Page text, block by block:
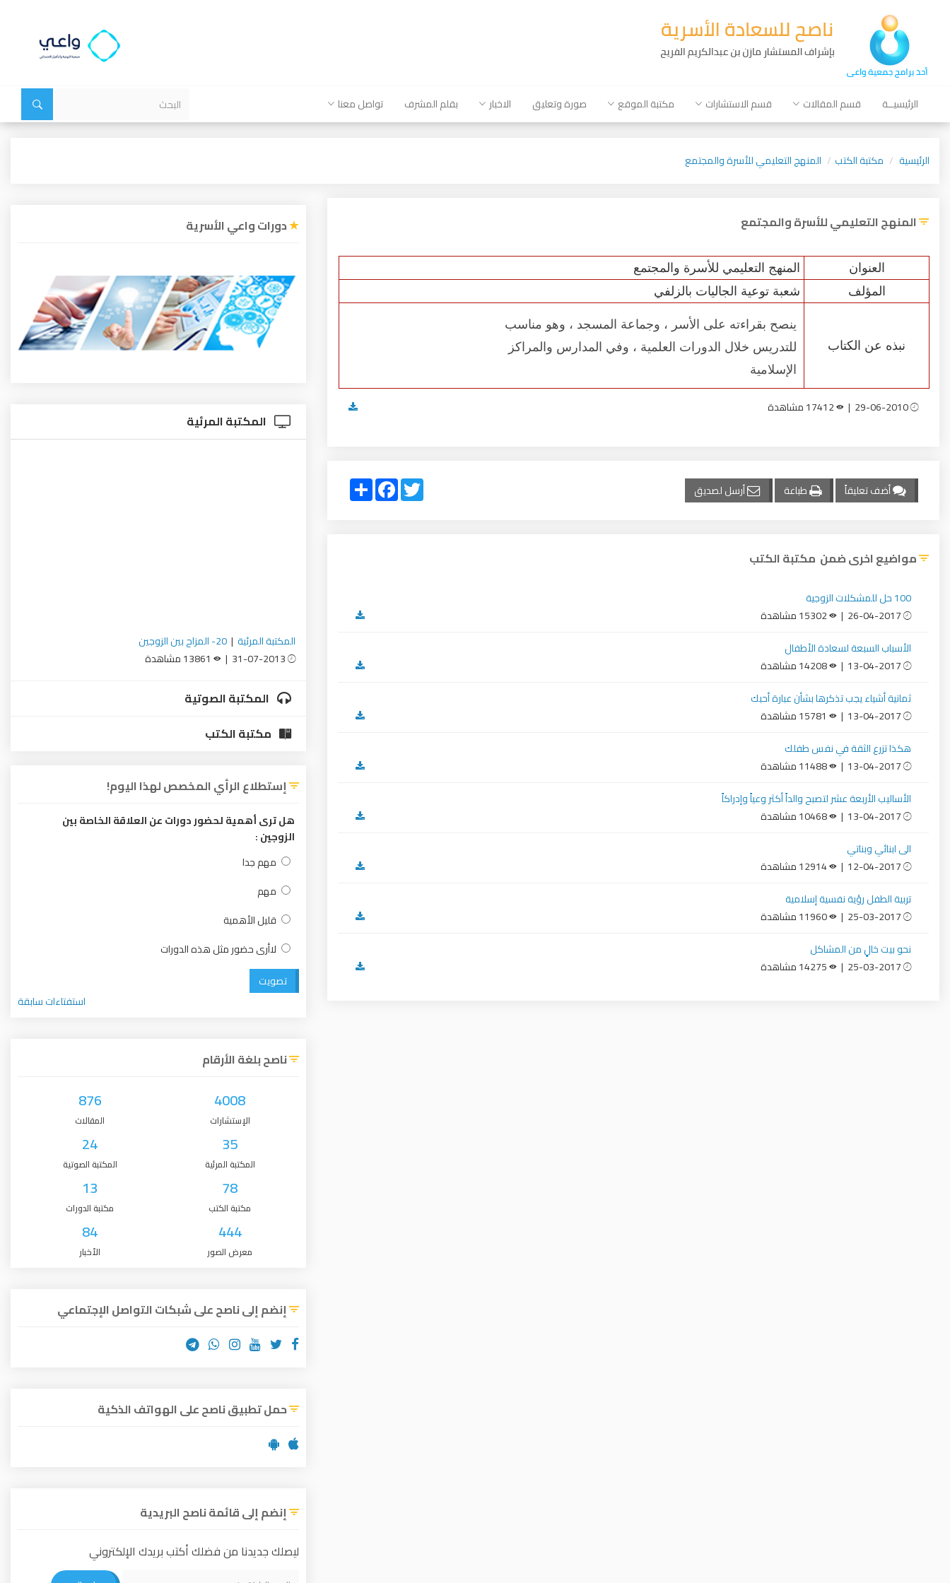
الرئيسيــة قسم المقالات قسم الاستشارات مكتبة الموقع صورة وتعليق الاخبار بقلم المشرف تواصل معنا
الرئيسية مكتبة الكتب المنهج التعليمي للأسرة والمجتمع
المنهج التعليمي للأسرة والمجتمع
العنوان
المنهج التعليمي للأسرة والمجتمع
المؤلف
شعبة توعية الجاليات بالزلفي
نبذه عن الكتاب
ينصح بقراءته على الأسر ، وجماعة المسجد ، وهو مناسب
للتدريس خلال الدورات العلمية ، وفي المدارس والمراكز
الإسلامية
أضف تعليقاً طباعة أرسل لصديق Share
FacebookTwitter
مواضيع اخرى ضمن مكتبة الكتب
100 حل للمشكلات الزوجية
الأسباب السبعة لسعادة الأطفال
ثمانية أشياء يجب تذكرها بشأن عبارة أحبك
هكذا تزرع الثقة في نفس طفلك
الأساليب الأربعة عشر لتصبح والداً أكثر وعياً وإدراكاً
الى ابنائي وبناتي
تربية الطفل رؤية نفسية إسلامية
نحو بيت خالٍ من المشاكل
دورات واعي الأسرية
المكتبة المرئية
المكتبة المرئية | 20- المزاح بين الزوجين
المكتبة الصوتية
مكتبة الكتب
إستطلاع الرأي المخصص لهذا اليوم!
هل ترى أهمية لحضور دورات عن العلاقة الخاصة بين
الزوجين :
مهم جدا
مهم
قليل الأهمية
لاأرى حضور مثل هذه الدورات
تصويت
استفتاءات سابقة
ناصح بلغة الأرقام
4008
الإستشارات
876
المقالات
35
المكتبة المرئية
24
المكتبة الصوتية
78
مكتبة الكتب
13
مكتبة الدورات
444
معرض الصور
84
الأخبار
إنضم إلى ناصح على شبكات التواصل الإجتماعي
حمل تطبيق ناصح على الهواتف الذكية
إنضم إلى قائمة ناصح البريدية
ليصلك جديدنا من فضلك أكتب بريدك الإلكتروني